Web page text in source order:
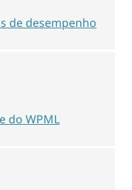
de desempenho
do WPML